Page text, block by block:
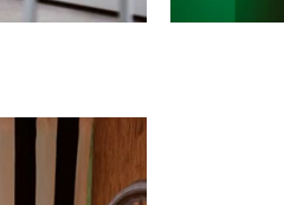
de um pequeno quarto com